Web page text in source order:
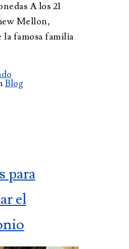
A los 21
Mellon,
la famosa familia
Blog
para
el